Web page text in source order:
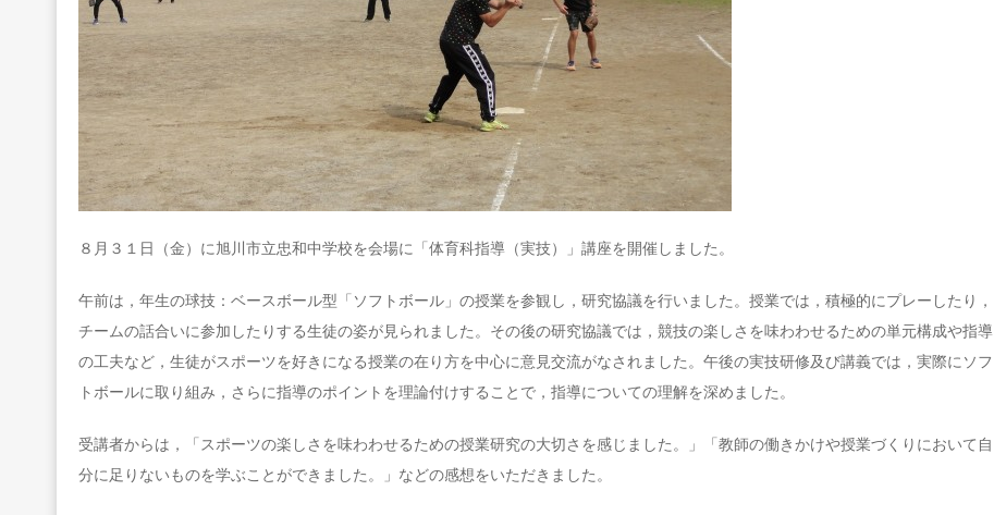
８月３１日（金）に旭川市立忠和中学校を会場に「体育科指導（実技）」講座を開催しました。
午前は，年生の球技：ベースボール型「ソフトボール」の授業を参観し，研究協議を行いました。授業では，積極的にプレーしたり，
チームの話合いに参加したりする生徒の姿が見られました。その後の研究協議では，競技の楽しさを味わわせるための単元構成や指導
の工夫など，生徒がスポーツを好きになる授業の在り方を中心に意見交流がなされました。午後の実技研修及び講義では，実際にソフ
トボールに取り組み，さらに指導のポイントを理論付けすることで，指導についての理解を深めました。
受講者からは，「スポーツの楽しさを味わわせるための授業研究の大切さを感じました。」「教師の働きかけや授業づくりにおいて自
分に足りないものを学ぶことができました。」などの感想をいただきました。